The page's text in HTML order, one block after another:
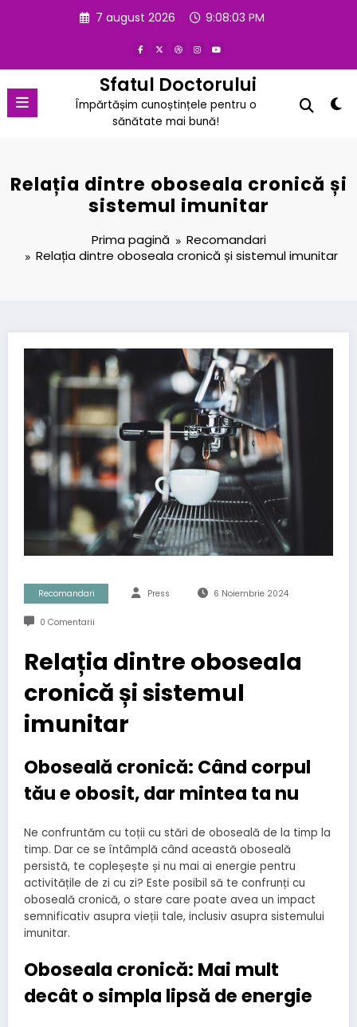
7 august 2026 9:08:03 PM
Sfatul Doctorului
Împărtășim cunoștințele pentru o
sănătate mai bună!
Relația dintre oboseala cronică și
sistemul imunitar
Prima pagină
Recomandari
Relația dintre oboseala cronică și sistemul imunitar
Recomandari Press 6 Noiembrie 2024
0 Comentarii
Relația dintre oboseala
cronică și sistemul
imunitar
Oboseală cronică: Când corpul
tău e obosit, dar mintea ta nu
Ne confruntăm cu toții cu stări de oboseală de la timp la
timp. Dar ce se întâmplă când această oboseală
persistă, te copleșește și nu mai ai energie pentru
activitățile de zi cu zi? Este posibil să te confrunți cu
oboseală cronică, o stare care poate avea un impact
semnificativ asupra vieții tale, inclusiv asupra sistemului
imunitar.
Oboseala cronică: Mai mult
decât o simpla lipsă de energie